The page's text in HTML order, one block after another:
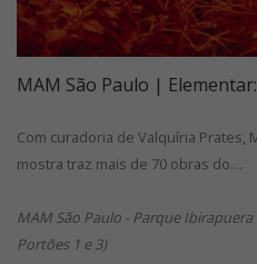
MAM São Paulo |
Com curadoria de Valquíria Prates,
mostra traz mais de 70 obras do…
MAM São Paulo - Parque Ibirapuera
Portões 1 e 3)